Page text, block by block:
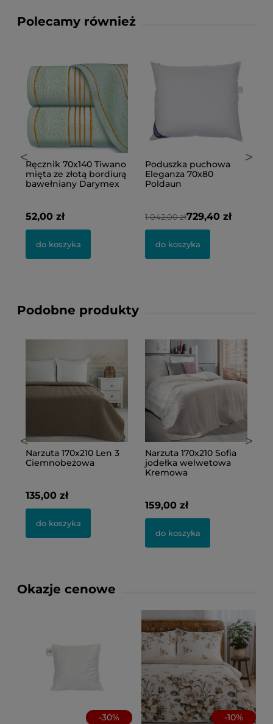
Polecamy również
<Ręcznik 70x140 Tiwano
mięta ze złotą bordiurą
bawełniany Darymex
52,00 zł
do koszyka
Poduszka puchowa
Eleganza 70x80
Poldaun
1 042,00 zł729,40 zł
do koszyka
>
Podobne produkty
<
Narzuta 170x210 Len 3
Ciemnobeżowa
135,00 zł
do koszyka
Narzuta 170x210 Sofia
jodełka welwetowa
Kremowa
159,00 zł
do koszyka
>
Okazje cenowe
-30%
-10%